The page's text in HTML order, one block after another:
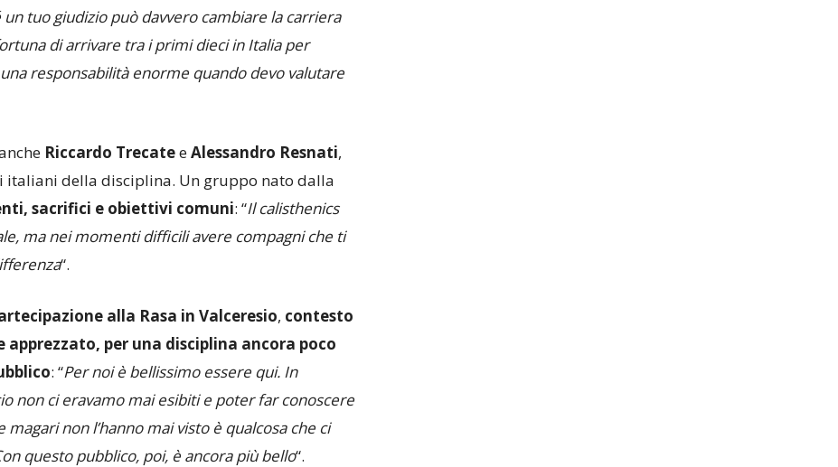
tuo giudizio può davvero cambiare la carriera
di arrivare tra i primi dieci in Italia per
responsabilità enorme quando devo valutare
Riccardo TrecateeAlessandro Resnati,
della disciplina. Un gruppo nato dalla
sacrifici e obiettivi comuni: “Il calisthenics
ma nei momenti difficili avere compagni che ti
“.
alla Rasa in Valceresio, contesto
per una disciplina ancora poco
: “Per noi è bellissimo essere qui. In
non ci eravamo mai esibiti e poter far conoscere
non l’hanno mai visto è qualcosa che ci
questo pubblico, poi, è ancora più bello“.